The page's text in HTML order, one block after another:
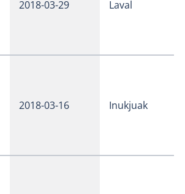
2018-03-29 Laval
2018-03-16 Inukjuak